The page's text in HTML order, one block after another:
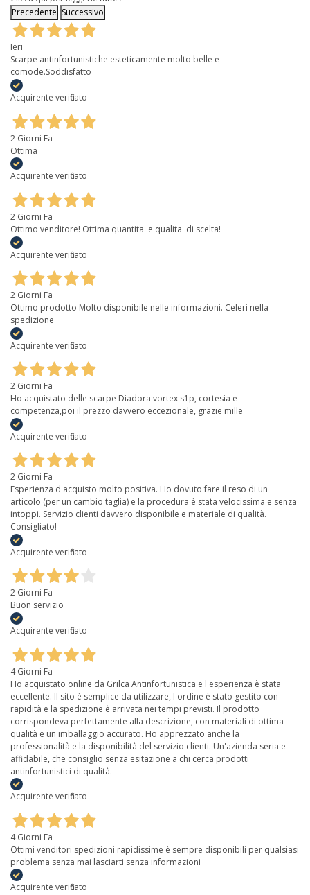
Precedente Successivo
Ieri
Scarpe antinfortunistiche esteticamente molto belle e
comode.Soddisfatto
Acquirente verificato
2 Giorni Fa
Ottima
Acquirente verificato
2 Giorni Fa
Ottimo venditore! Ottima quantita' e qualita' di scelta!
Acquirente verificato
2 Giorni Fa
Ottimo prodotto Molto disponibile nelle informazioni. Celeri nella
spedizione
Acquirente verificato
2 Giorni Fa
Ho acquistato delle scarpe Diadora vortex s1p, cortesia e
competenza,poi il prezzo davvero eccezionale, grazie mille
Acquirente verificato
2 Giorni Fa
Esperienza d'acquisto molto positiva. Ho dovuto fare il reso di un
articolo (per un cambio taglia) e la procedura è stata velocissima e senza
intoppi. Servizio clienti davvero disponibile e materiale di qualità.
Consigliato!
Acquirente verificato
2 Giorni Fa
Buon servizio
Acquirente verificato
4 Giorni Fa
Ho acquistato online da Grilca Antinfortunistica e l'esperienza è stata
eccellente. Il sito è semplice da utilizzare, l'ordine è stato gestito con
rapidità e la spedizione è arrivata nei tempi previsti. Il prodotto
corrispondeva perfettamente alla descrizione, con materiali di ottima
qualità e un imballaggio accurato. Ho apprezzato anche la
professionalità e la disponibilità del servizio clienti. Un'azienda seria e
affidabile, che consiglio senza esitazione a chi cerca prodotti
antinfortunistici di qualità.
Acquirente verificato
4 Giorni Fa
Ottimi venditori spedizioni rapidissime è sempre disponibili per qualsiasi
problema senza mai lasciarti senza informazioni
Acquirente verificato